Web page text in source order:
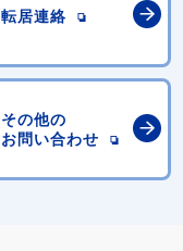
転居連絡
その他の
お問い合わせ